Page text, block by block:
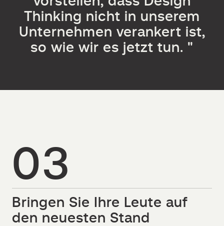
Thinking nicht in unserem
Unternehmen verankert ist,
so wie wir es jetzt tun. "
03
Bringen Sie Ihre Leute auf
den neuesten Stand